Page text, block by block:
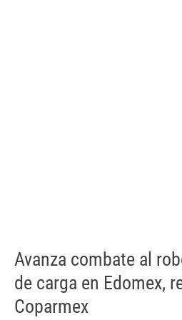
Avanza combate al
de carga en Edomex,
Coparmex